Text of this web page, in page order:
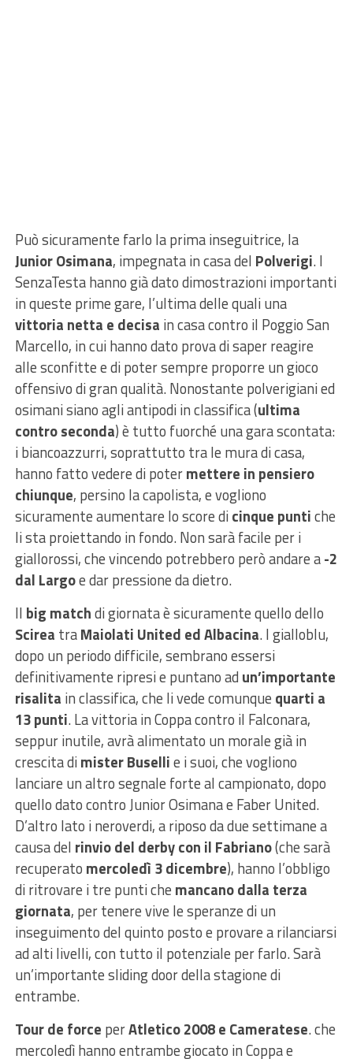
Può sicuramente farlo la prima inseguitrice, la
Junior Osimana, impegnata in casa del Polverigi. I
SenzaTesta hanno già dato dimostrazioni importanti
in queste prime gare, l’ultima delle quali una
vittoria netta e decisa in casa contro il Poggio San
Marcello, in cui hanno dato prova di saper reagire
alle sconfitte e di poter sempre proporre un gioco
offensivo di gran qualità. Nonostante polverigiani ed
osimani siano agli antipodi in classifica (ultima
contro seconda) è tutto fuorché una gara scontata:
i biancoazzurri, soprattutto tra le mura di casa,
hanno fatto vedere di potermettere in pensiero
chiunque, persino la capolista, e vogliono
sicuramente aumentare lo score dicinque puntiche
li sta proiettando in fondo. Non sarà facile per i
giallorossi, che vincendo potrebbero però andare a-2
dal Largoe dar pressione da dietro.
Il big matchdi giornata è sicuramente quello dello
Scirea traMaiolati United ed Albacina. I gialloblu,
dopo un periodo difficile, sembrano essersi
definitivamente ripresi e puntano ad un’importante
risalita in classifica, che li vede comunque quarti a
13 punti. La vittoria in Coppa contro il Falconara,
seppur inutile, avrà alimentato un morale già in
crescita dimister Busellie i suoi, che vogliono
lanciare un altro segnale forte al campionato, dopo
quello dato contro Junior Osimana e Faber United.
D’altro lato i neroverdi, a riposo da due settimane a
causa del rinvio del derby con il Fabriano(che sarà
recuperato mercoledì 3 dicembre), hanno l’obbligo
di ritrovare i tre punti che mancano dalla terza
giornata, per tenere vive le speranze di un
inseguimento del quinto posto e provare a rilanciarsi
ad alti livelli, con tutto il potenziale per farlo. Sarà
un’importante sliding door della stagione di
entrambe.
Tour de force perAtletico 2008 e Cameratese. che
mercoledì hanno entrambe giocato in Coppa e